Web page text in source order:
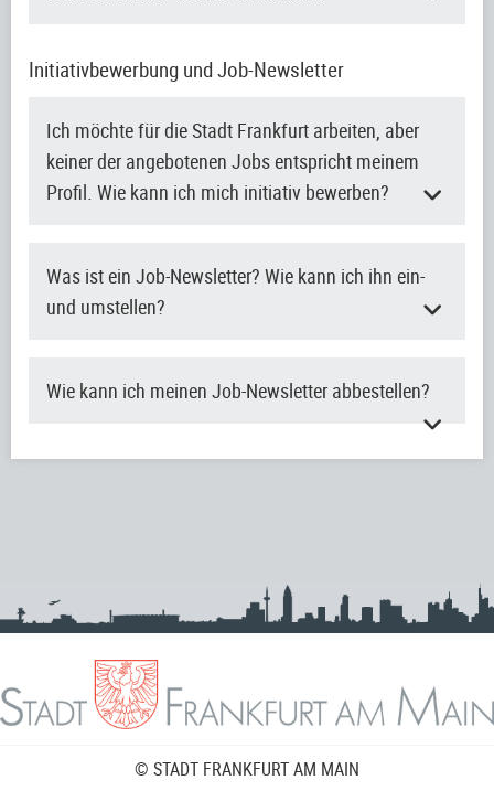
Initiativbewerbung und Job-Newsletter
Ich möchte für die Stadt Frankfurt arbeiten, aber
keiner der angebotenen Jobs entspricht meinem
Profil. Wie kann ich mich initiativ bewerben?
Was ist ein Job-Newsletter? Wie kann ich ihn ein-
und umstellen?
Wie kann ich meinen Job-Newsletter abbestellen?
© STADT FRANKFURT AM MAIN